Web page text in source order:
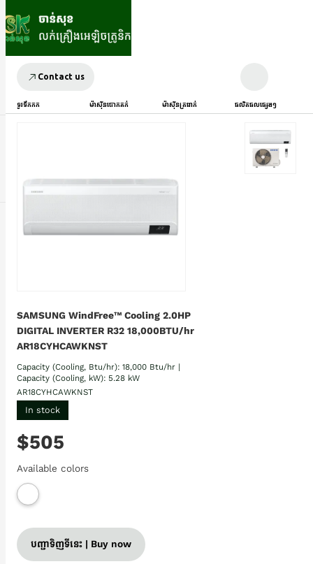
Contact us
ទូរទឹកកក ម៉ាស៊ីនបោកគក់ ម៉ាស៊ីនត្រជាក់ ផលិតផលផ្សេងៗ
SAMSUNG WindFree™ Cooling 2.0HP
DIGITAL INVERTER R32 18,000BTU/hr
AR18CYHCAWKNST
Capacity (Cooling, Btu/hr): 18,000 Btu/hr |
Capacity (Cooling, kW): 5.28 kW
AR18CYHCAWKNST
In stock
$505
Available colors
បញ្ជាទិញទីនេះ | Buy now